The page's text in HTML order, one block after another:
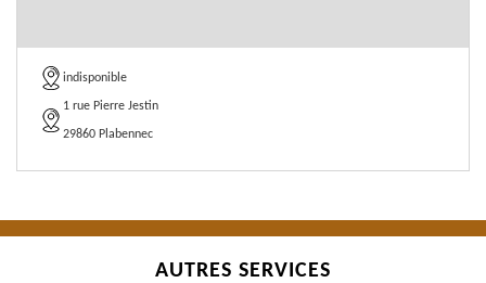
indisponible
1 rue Pierre Jestin
29860 Plabennec
AUTRES SERVICES